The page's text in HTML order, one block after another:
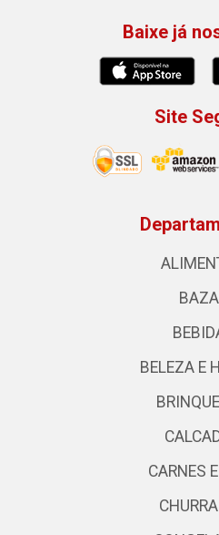
Baixe já
Site
BELEZA E
CARNES